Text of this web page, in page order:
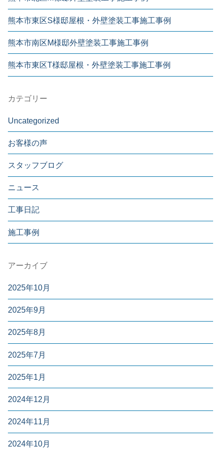
熊本市東区S様邸屋根・外壁塗装工事施工事例
熊本市南区M様邸外壁塗装工事施工事例
熊本市東区T様邸屋根・外壁塗装工事施工事例
カテゴリー
Uncategorized
お客様の声
スタッフブログ
ニュース
工事日記
施工事例
アーカイブ
2025年10月
2025年9月
2025年8月
2025年7月
2025年1月
2024年12月
2024年11月
2024年10月